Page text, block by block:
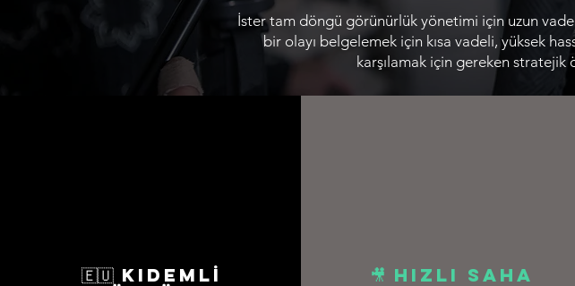
İster tam döngü görünürlük yönetimi için uzun
bir olayı belgelemek için kısa vadeli, yüksek
karşılamak için gereken stratejik
🇪🇺 Kıdemlİ
🎥 Hızlı Saha